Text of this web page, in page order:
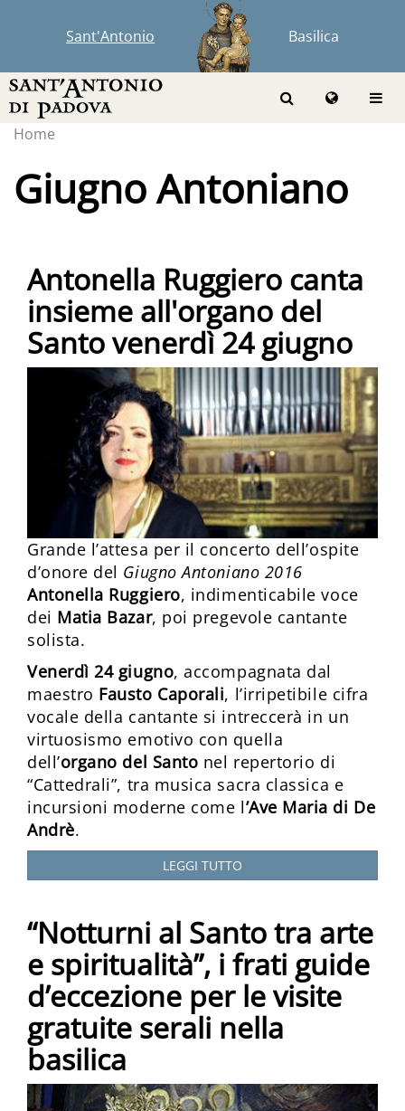
Sant'Antonio Basilica
Home
Giugno Antoniano
Antonella Ruggiero canta
insieme all'organo del
Santo venerdì 24 giugno
Grande l’attesa per il concerto dell’ospite
d’onore del Giugno Antoniano 2016
Antonella Ruggiero, indimenticabile voce
dei Matia Bazar, poi pregevole cantante
solista.
Venerdì 24 giugno, accompagnata dal
maestro Fausto Caporali, l’irripetibile cifra
vocale della cantante si intreccerà in un
virtuosismo emotivo con quella
dell’organo del Santo nel repertorio di
“Cattedrali”, tra musica sacra classica e
incursioni moderne come l’Ave Maria di De
Andrè.
LEGGI TUTTO
“Notturni al Santo tra arte
e spiritualità”, i frati guide
d’eccezione per le visite
gratuite serali nella
basilica